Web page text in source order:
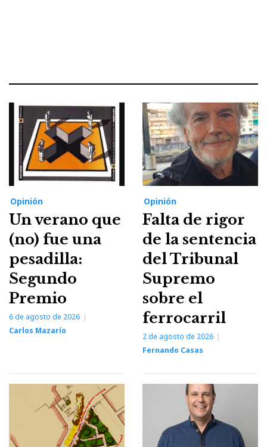
Opinión
Un verano que
(no) fue una
pesadilla:
Segundo
Premio
6 de agosto de 2026
Carlos Mazarío
Opinión
Falta de rigor
de la sentencia
del Tribunal
Supremo
sobre el
ferrocarril
2 de agosto de 2026
Fernando Casas